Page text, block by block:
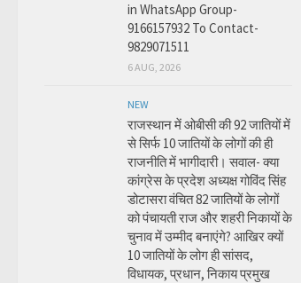
in WhatsApp Group-
9166157932 To Contact-
9829071511
6 AUG, 2026
NEW
राजस्थान में ओबीसी की 92 जातियों में
से सिर्फ 10 जातियों के लोगों की ही
राजनीति में भागीदारी। सवाल- क्या
कांग्रेस के प्रदेश अध्यक्ष गोविंद सिंह
डोटासरा वंचित 82 जातियों के लोगों
को पंचायती राज और शहरी निकायों के
चुनाव में उम्मीद बनाएंगे? आखिर क्यों
10 जातियों के लोग ही सांसद,
विधायक, प्रधान, निकाय प्रमुख